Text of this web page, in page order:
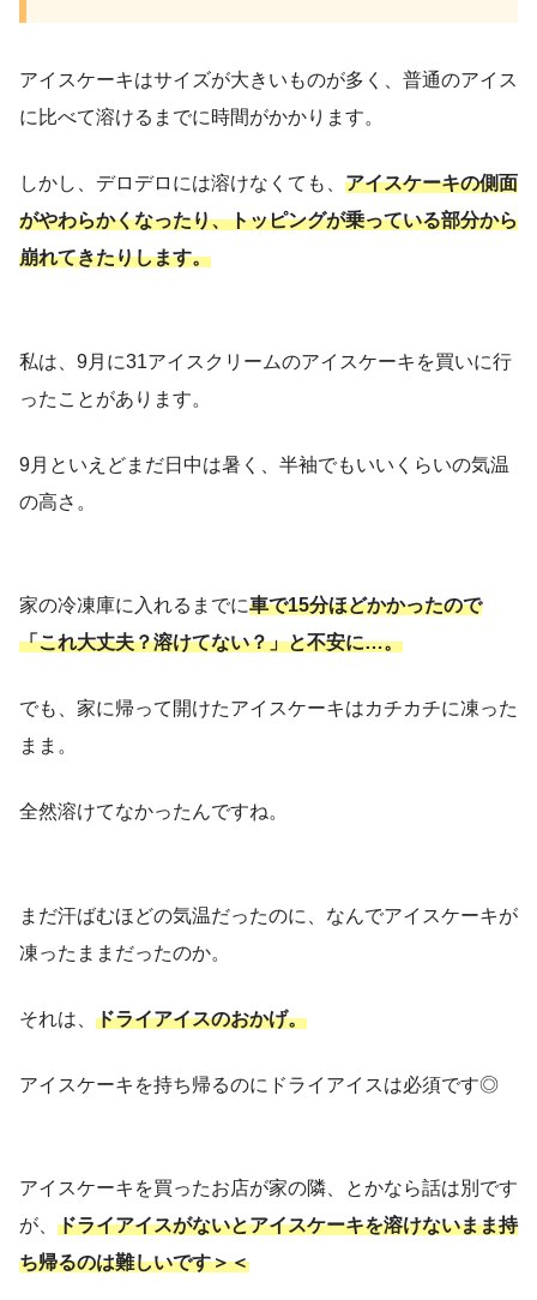
アイスケーキはサイズが大きいものが多く、普通のアイス
に比べて溶けるまでに時間がかかります。
しかし、デロデロには溶けなくても、 アイスケーキの側面
がやわらかくなったり、トッピングが乗っている部分から
崩れてきたりします。
私は、9月に31アイスクリームのアイスケーキを買いに行
ったことがあります。
9月といえどまだ日中は暑く、半袖でもいいくらいの気温
の高さ。
家の冷凍庫に入れるまでに車で15分ほどかかったので
「これ大丈夫？溶けてない？」と不安に…。
でも、家に帰って開けたアイスケーキはカチカチに凍った
まま。
全然溶けてなかったんですね。
まだ汗ばむほどの気温だったのに、なんでアイスケーキが
凍ったままだったのか。
それは、 ドライアイスのおかげ。
アイスケーキを持ち帰るのにドライアイスは必須です◎
アイスケーキを買ったお店が家の隣、とかなら話は別です
が、 ドライアイスがないとアイスケーキを溶けないまま持
ち帰るのは難しいです＞＜